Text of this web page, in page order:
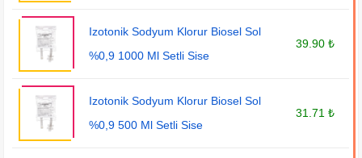
Izotonik Sodyum Klorur Biosel Sol
%0,9 1000 Ml Setli Sise
39.90 ₺
Izotonik Sodyum Klorur Biosel Sol
%0,9 500 Ml Setli Sise
31.71 ₺